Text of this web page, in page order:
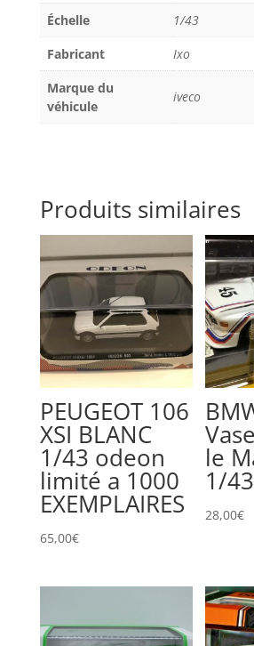
camion
tracteur
seul
Échelle
1/43
Fabricant
Ixo
Marque du
véhicule
iveco
Produits similaires
PEUGEOT 106
XSI BLANC
1/43 odeon
limité a 1000
EXEMPLAIRES
65,00€
le
1/43
28,00€